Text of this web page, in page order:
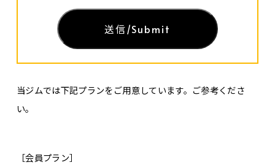
当ジムでは下記プランをご用意しています。ご参考くださ
い。
［会員プラン］